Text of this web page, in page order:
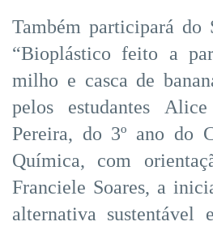
Também participará do
“Bioplástico feito a
milho e casca de
pelos estudantes
Pereira, do 3º ano do
Química, com
Franciele Soares, a
alternativa sustentável